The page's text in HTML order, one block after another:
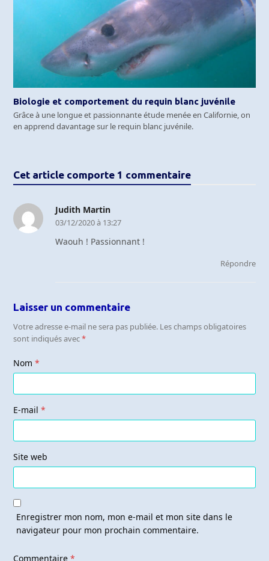
Biologie et comportement du requin blanc juvénile
Grâce à une longue et passionnante étude menée en Californie, on
en apprend davantage sur le requin blanc juvénile.
Cet article comporte 1 commentaire
Judith Martin
03/12/2020 à 13:27
Waouh ! Passionnant !
Répondre
Laisser un commentaire
Votre adresse e-mail ne sera pas publiée. Les champs obligatoires
sont indiqués avec*
Nom*
E-mail*
Site web
Enregistrer mon nom, mon e-mail et mon site dans le
navigateur pour mon prochain commentaire.
Commentaire*